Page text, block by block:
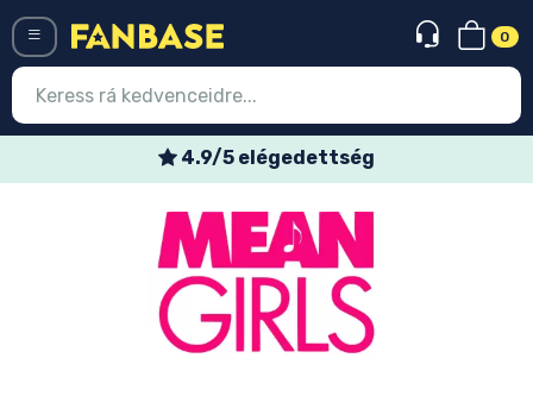
0
4.9/5 elégedettség
Belépés Regisztráció
Legújabb cuccok
Akciós ajánlatok